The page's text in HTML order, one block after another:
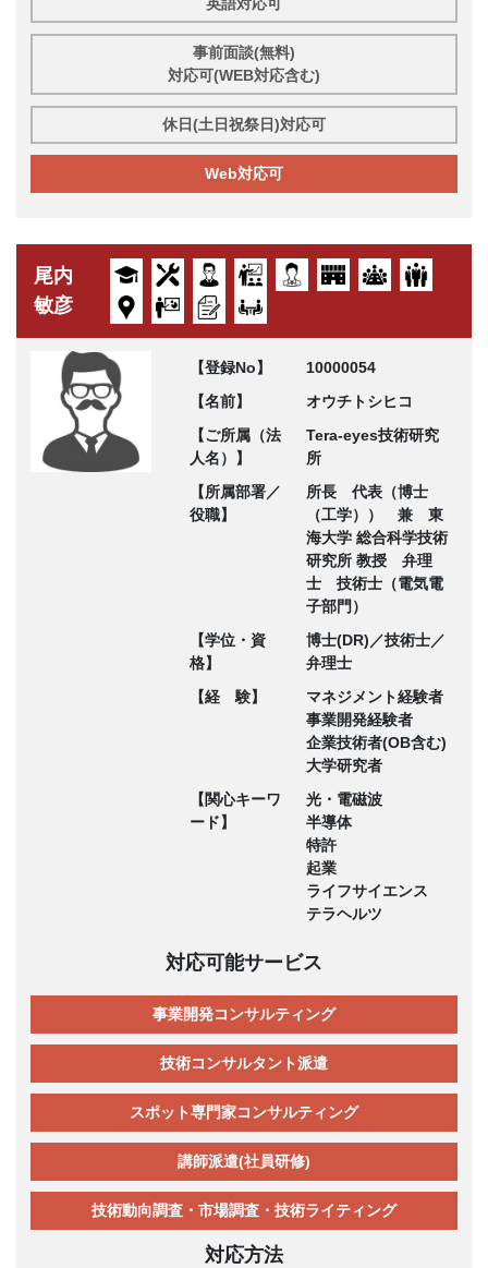
事前面談(無料)
対応可(WEB対応含む)
休日(土日祝祭日)対応可
Web対応可
尾内
敏彦
【登録No】
10000054
【名前】
オウチトシヒコ
【ご所属（法
人名）】
Tera-eyes技術研究
所
【所属部署／
役職】
所長 代表（博士
（工学）） 兼 東
海大学 総合科学技術
研究所 教授 弁理
士 技術士（電気電
子部門）
【学位・資
格】
博士(DR)／技術士／
弁理士
【経 験】
マネジメント経験者
事業開発経験者
企業技術者(OB含む)
大学研究者
【関心キーワ
ード】
光・電磁波
半導体
特許
起業
ライフサイエンス
テラヘルツ
対応可能サービス
事業開発コンサルティング
技術コンサルタント派遣
スポット専門家コンサルティング
講師派遣(社員研修)
技術動向調査・市場調査・技術ライティング
対応方法